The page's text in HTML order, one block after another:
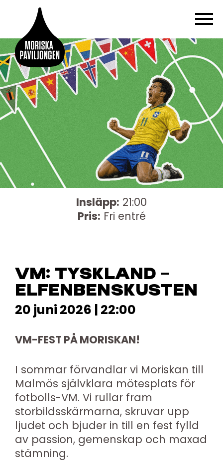
Insläpp: 21:00
Pris: Fri entré
VM: TYSKLAND –
ELFENBENSKUSTEN
20 juni 2026 | 22:00
VM-FEST PÅ MORISKAN!
I sommar förvandlar vi Moriskan till
Malmös självklara mötesplats för
fotbolls-VM. Vi rullar fram
storbildsskärmarna, skruvar upp
ljudet och bjuder in till en fest fylld
av passion, gemenskap och maxad
stämning.